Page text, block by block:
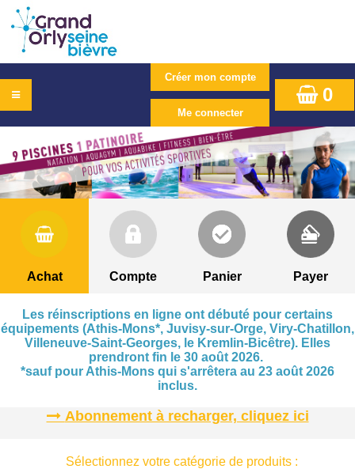
0
Achat Compte Panier Payer
Les réinscriptions en ligne ont débuté pour certains
équipements (Athis-Mons*, Juvisy-sur-Orge, Viry-Chatillon,
Villeneuve-Saint-Georges, le Kremlin-Bicêtre). Elles
prendront fin le 30 août 2026.
*sauf pour Athis-Mons qui s'arrêtera au 23 août 2026
inclus.
Abonnement à recharger, cliquez ici
Sélectionnez votre catégorie de produits :